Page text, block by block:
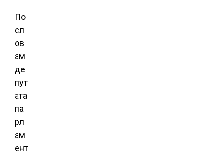
По
сл
ов
ам
де
пут
ата
па
рл
ам
ент